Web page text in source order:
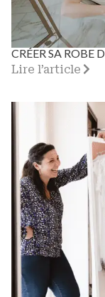
CRÉER SA ROBE
Lire l’article